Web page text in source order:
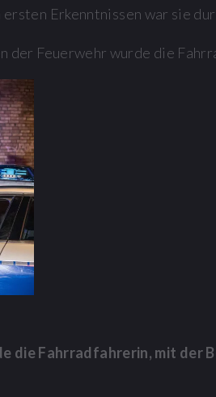
ersten Erkenntnissen war sie
der Feuerwehr wurde die
die Fahrradfahrerin, mit der